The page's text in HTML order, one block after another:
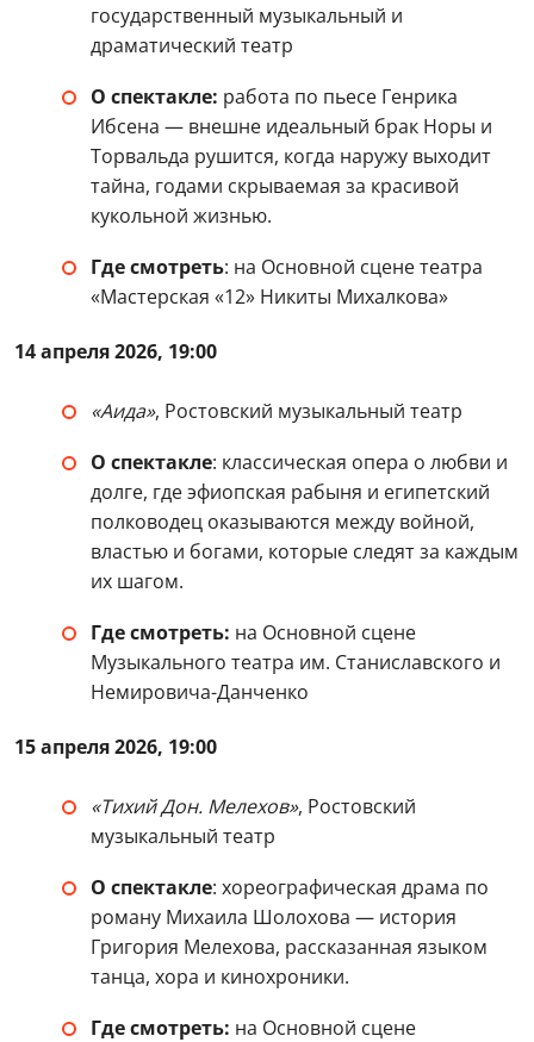
государственный музыкальный и
драматический театр
О спектакле: работа по пьесе Генрика
Ибсена — внешне идеальный брак Норы и
Торвальда рушится, когда наружу выходит
тайна, годами скрываемая за красивой
кукольной жизнью.
Где смотреть: на Основной сцене театра
«Мастерская «12» Никиты Михалкова»
14 апреля 2026, 19:00
«Аида», Ростовский музыкальный театр
О спектакле: классическая опера о любви и
долге, где эфиопская рабыня и египетский
полководец оказываются между войной,
властью и богами, которые следят за каждым
их шагом.
Где смотреть: на Основной сцене
Музыкального театра им. Станиславского и
Немировича-Данченко
15 апреля 2026, 19:00
«Тихий Дон. Мелехов», Ростовский
музыкальный театр
О спектакле: хореографическая драма по
роману Михаила Шолохова — история
Григория Мелехова, рассказанная языком
танца, хора и кинохроники.
Где смотреть: на Основной сцене